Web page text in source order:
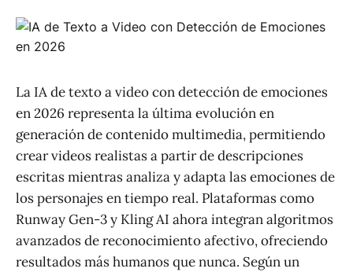
La IA de texto a video con detección de emociones
en 2026 representa la última evolución en
generación de contenido multimedia, permitiendo
crear videos realistas a partir de descripciones
escritas mientras analiza y adapta las emociones de
los personajes en tiempo real. Plataformas como
Runway Gen-3 y Kling AI ahora integran algoritmos
avanzados de reconocimiento afectivo, ofreciendo
resultados más humanos que nunca. Según un